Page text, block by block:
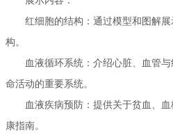
红细胞的结构：通过模型和图解
构。
血液循环系统：介绍心脏、血管
命活动的重要系统。
血液疾病预防：提供关于贫血、
康指南。